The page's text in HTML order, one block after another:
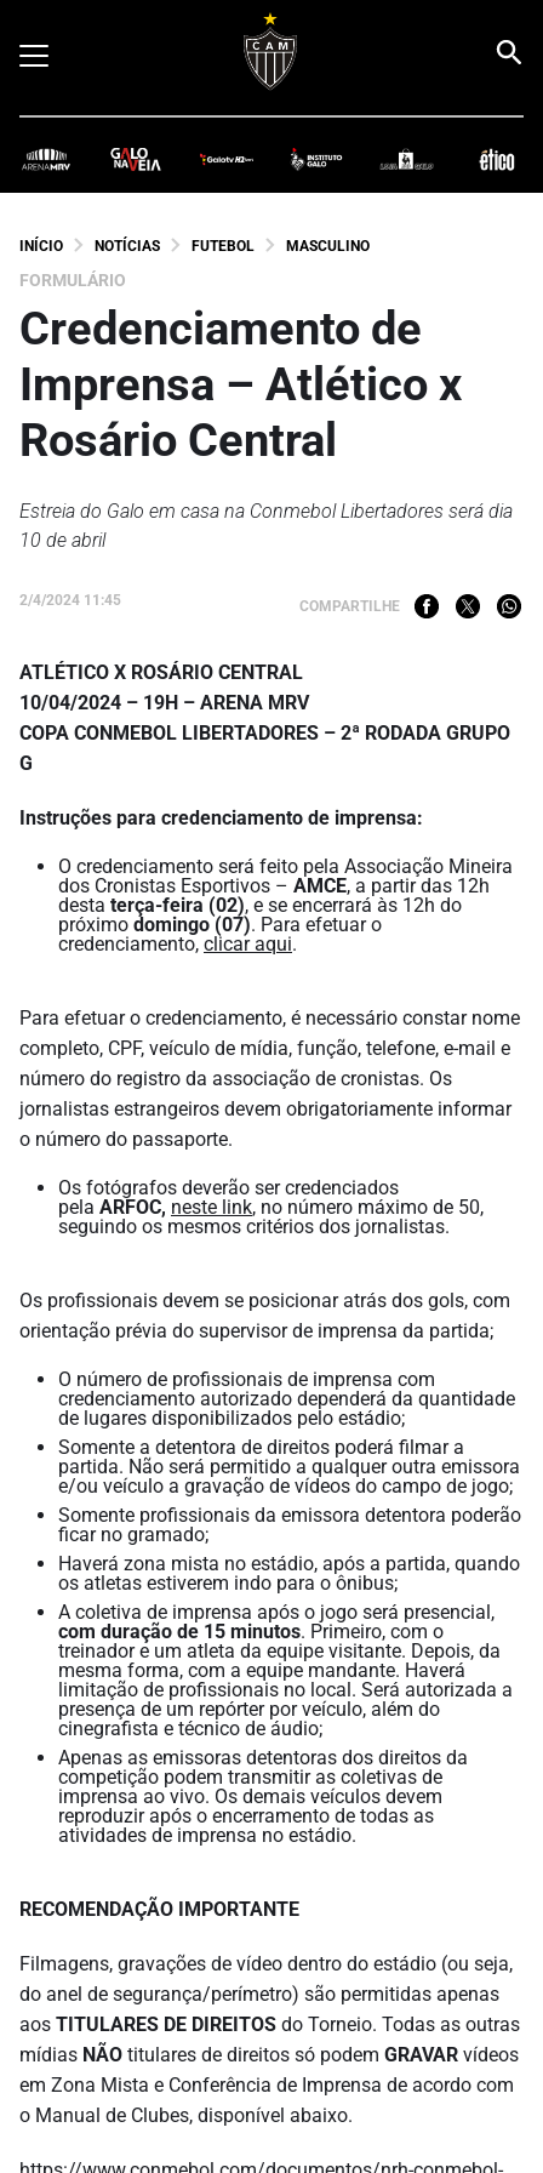
INÍCIO NOTÍCIAS FUTEBOL MASCULINO
FORMULÁRIO
Credenciamento de
Imprensa – Atlético x
Rosário Central
Estreia do Galo em casa na Conmebol Libertadores será dia
10 de abril
2/4/2024 11:45 COMPARTILHE
ATLÉTICO X ROSÁRIO CENTRAL
10/04/2024 – 19H – ARENA MRV
COPA CONMEBOL LIBERTADORES – 2ª RODADA GRUPO
G
Instruções para credenciamento de imprensa:
O credenciamento será feito pela Associação Mineira
dos Cronistas Esportivos – AMCE, a partir das 12h
desta terça-feira (02), e se encerrará às 12h do
próximo domingo (07). Para efetuar o
credenciamento, clicar aqui.
Para efetuar o credenciamento, é necessário constar nome
completo, CPF, veículo de mídia, função, telefone, e-mail e
número do registro da associação de cronistas. Os
jornalistas estrangeiros devem obrigatoriamente informar
o número do passaporte.
Os fotógrafos deverão ser credenciados
pela ARFOC, neste link, no número máximo de 50,
seguindo os mesmos critérios dos jornalistas.
Os profissionais devem se posicionar atrás dos gols, com
orientação prévia do supervisor de imprensa da partida;
O número de profissionais de imprensa com
credenciamento autorizado dependerá da quantidade
de lugares disponibilizados pelo estádio;
Somente a detentora de direitos poderá filmar a
partida. Não será permitido a qualquer outra emissora
e/ou veículo a gravação de vídeos do campo de jogo;
Somente profissionais da emissora detentora poderão
ficar no gramado;
Haverá zona mista no estádio, após a partida, quando
os atletas estiverem indo para o ônibus;
A coletiva de imprensa após o jogo será presencial,
com duração de 15 minutos. Primeiro, com o
treinador e um atleta da equipe visitante. Depois, da
mesma forma, com a equipe mandante. Haverá
limitação de profissionais no local. Será autorizada a
presença de um repórter por veículo, além do
cinegrafista e técnico de áudio;
Apenas as emissoras detentoras dos direitos da
competição podem transmitir as coletivas de
imprensa ao vivo. Os demais veículos devem
reproduzir após o encerramento de todas as
atividades de imprensa no estádio.
RECOMENDAÇÃO IMPORTANTE
Filmagens, gravações de vídeo dentro do estádio (ou seja,
do anel de segurança/perímetro) são permitidas apenas
aos TITULARES DE DIREITOS do Torneio. Todas as outras
mídias NÃO titulares de direitos só podem GRAVAR vídeos
em Zona Mista e Conferência de Imprensa de acordo com
o Manual de Clubes, disponível abaixo.